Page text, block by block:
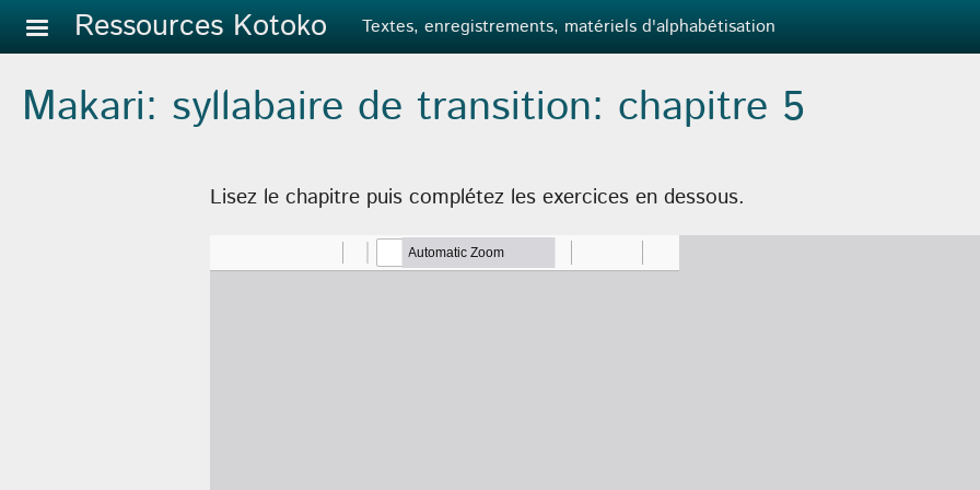
Aller au contenu principal
Ressources Kotoko Textes, enregistrements, matériels d'alphabétisation
Makari: syllabaire de transition: chapitre 5
Lisez le chapitre puis complétez les exercices en dessous.